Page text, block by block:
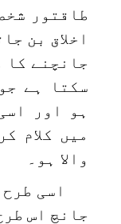
طاقتور
اخلاق بن
جانچنے کا
سکتا ہے
ہو اور
میں کلام
والا ہو۔
اسی
جانچ اس